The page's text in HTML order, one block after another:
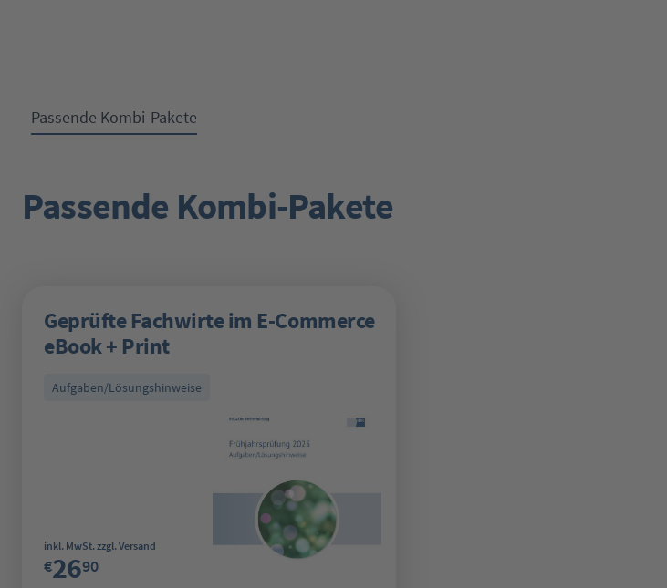
Passende Kombi-Pakete
Produktgalerie überspringen
Passende Kombi-Pakete
Geprüfte Fachwirte im E-Commerce
eBook + Print
Aufgaben/Lösungshinweise
Regulärer Preis:
inkl. MwSt. zzgl. Versand
€2690